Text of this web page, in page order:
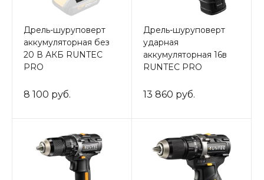
Дрель-шуруповерт
аккумуляторная без
20 В АКБ RUNTEC
PRO
8 100 руб.
Дрель-шуруповерт
ударная
аккумуляторная 16в
RUNTEC PRO
13 860 руб.